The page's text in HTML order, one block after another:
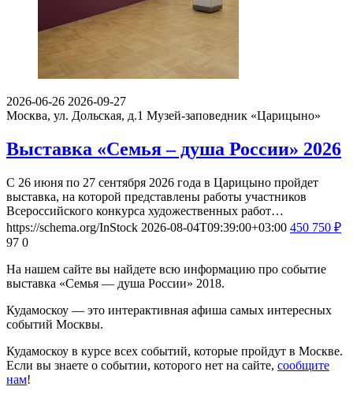
2026-06-26 2026-09-27
Москва, ул. Дольская, д.1 Музей-заповедник «Царицыно»
Выставка «Семья – душа России» 2026
С 26 июня по 27 сентября 2026 года в Царицыно пройдет
выставка, на которой представлены работы участников
Всероссийского конкурса художественных работ…
https://schema.org/InStock 2026-08-04T09:39:00+03:00 450 750 ₽
97 0
На нашем сайте вы найдете всю информацию про событие
выставка «Семья — душа России» 2018.
Кудамоскоу — это интерактивная афиша самых интересных
событий Москвы.
Кудамоскоу в курсе всех событий, которые пройдут в Москве.
Если вы знаете о событии, которого нет на сайте, сообщите
нам!